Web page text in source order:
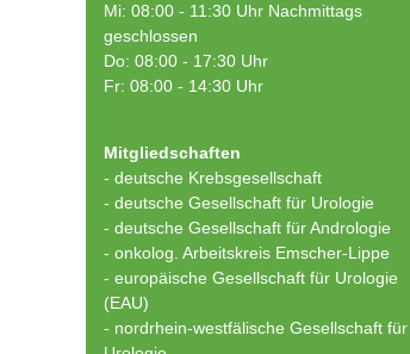
Mi: 08:00 - 11:30 Uhr Nachmittags
geschlossen
Do: 08:00 - 17:30 Uhr
Fr: 08:00 - 14:30 Uhr
Mitgliedschaften
- deutsche Krebsgesellschaft
- deutsche Gesellschaft für Urologie
- deutsche Gesellschaft für Andrologie
- onkolog. Arbeitskreis Emscher-Lippe
- europäische Gesellschaft für Urologie
(EAU)
- nordrhein-westfälische Gesellschaft für